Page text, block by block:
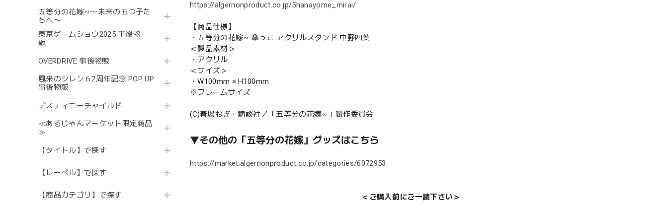
五等分の花嫁∽〜未来の五つ子た
ちへ〜
東京ゲームショウ2025 事後物
販
OVERDRIVE 事後物販
風来のシレン６2周年記念 POP UP
事後物販
デスティニーチャイルド
≪あるじゃんマーケット限定商品
≫
【タイトル】で探す
【レーベル】で探す
【商品カテゴリ】で探す
https://algernonproduct.co.jp/5hanayome_mirai/
【商品仕様】
・五等分の花嫁∽ 傘っこ アクリルスタンド 中野四葉
＜製品素材＞
・アクリル
＜サイズ＞
・W100mm × H100mm
※フレームサイズ
(C)春場ねぎ・講談社／「五等分の花嫁∽」製作委員会
▼その他の「五等分の花嫁」グッズはこちら
https://market.algernonproduct.co.jp/categories/6072953
＜ご購入前にご一読下さい＞